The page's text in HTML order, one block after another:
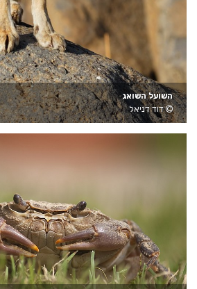
השועל השואג
דוד דניאל